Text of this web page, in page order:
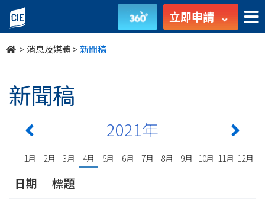
undefined 立即申請
>消息及媒體 >新聞稿
新聞稿
2021年
1月 2月 3月 4月 5月 6月 7月 8月 9月 10月 11月 12月
日期
標題